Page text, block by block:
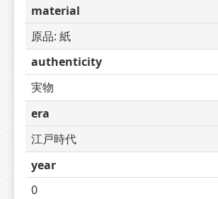
material
原品: 紙
authenticity
実物
era
江戸時代
year
0